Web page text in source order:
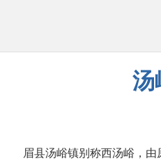
汤
眉县汤峪镇别称西汤峪，